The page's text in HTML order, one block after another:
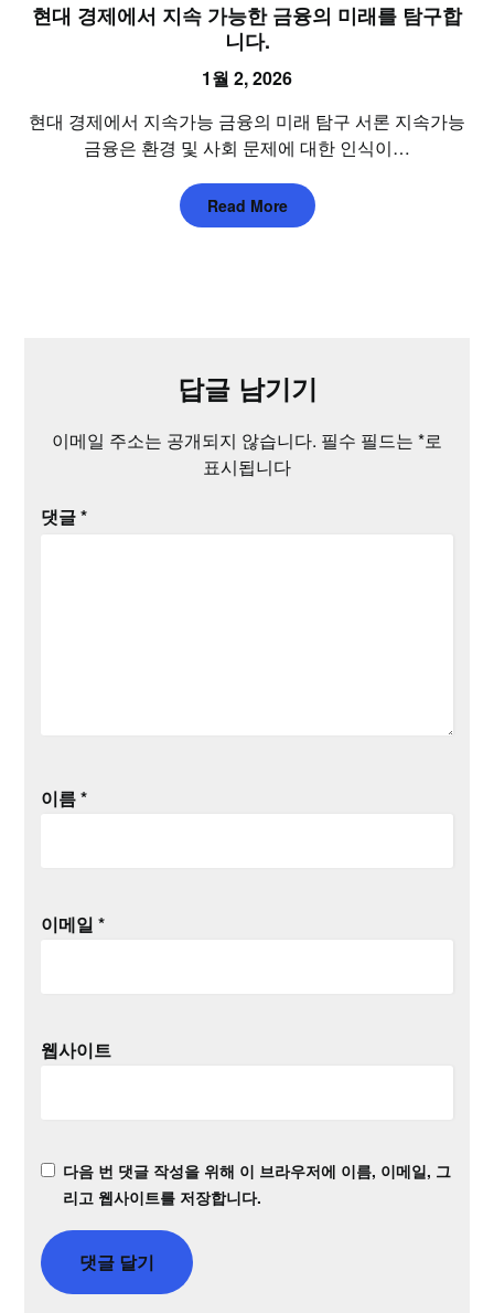
현대 경제에서 지속 가능한 금융의 미래를 탐구합
니다.
1월 2, 2026
현대 경제에서 지속가능 금융의 미래 탐구 서론 지속가능
금융은 환경 및 사회 문제에 대한 인식이…
Read More
답글 남기기
이메일 주소는 공개되지 않습니다. 필수 필드는 *로
표시됩니다
댓글*
이름*
이메일*
웹사이트
다음 번 댓글 작성을 위해 이 브라우저에 이름, 이메일, 그
리고 웹사이트를 저장합니다.